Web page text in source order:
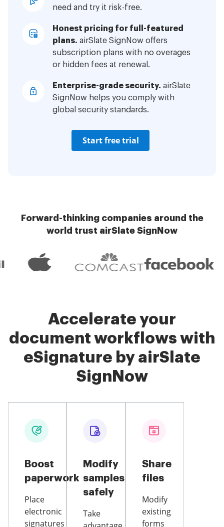
need and try it risk-free.
Honest pricing for full-featured
plans. airSlate SignNow offers
subscription plans with no overages
or hidden fees at renewal.
Enterprise-grade security. airSlate
SignNow helps you comply with
global security standards.
Start free trial
Forward-thinking companies around the
world trust airSlate SignNow
Accelerate your
document workflows with
eSignature by airSlate
SignNow
Boost
paperwork
Place
electronic
signatures
Modify
samples
safely
Take
Share
files
Modify
existing
forms